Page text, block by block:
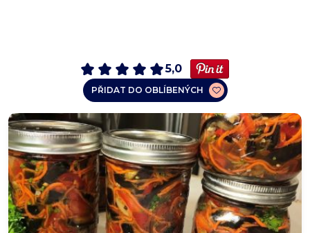
5,0
PŘIDAT DO OBLÍBENÝCH